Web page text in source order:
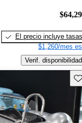
El precio incluye tasas
$1,260/mes
Verif. disponibilidad